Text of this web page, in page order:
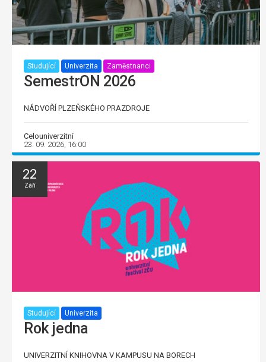
Studující Univerzita Zaměstnanci
SemestrON 2026
NÁDVOŘÍ PLZEŇSKÉHO PRAZDROJE
Celouniverzitní
23. 09. 2026, 16:00
22
Září
Studující Univerzita
Rok jedna
UNIVERZITNÍ KNIHOVNA V KAMPUSU NA BORECH